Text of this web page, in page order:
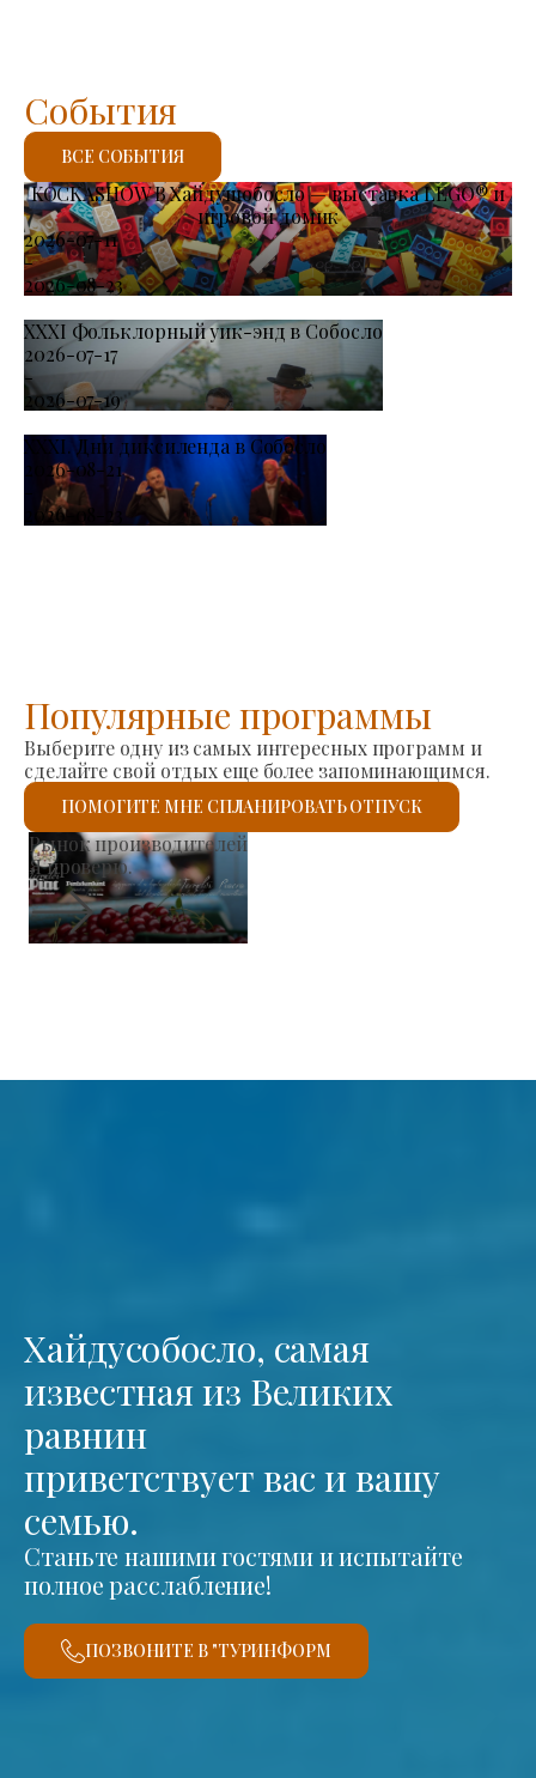
KOCKASHOW В Хайдушобосло — выставка LEGO® и
игровой домик
2026-07-11
-
2026-08-23
XXXI Фольклорный уик-энд в Собосло
2026-07-17
-
2026-07-19
XXXI. Дни диксиленда в Собосло
2026-08-21
-
2026-08-23
События
ВСЕ СОБЫТИЯ
Популярные программы
Выберите одну из самых интересных программ и
сделайте свой отдых еще более запоминающимся.
ПОМОГИТЕ МНЕ СПЛАНИРОВАТЬ ОТПУСК
Римско-католическая церковь Святого Ласло
Я проверю.
Хайдусобосло, самая
известная из Великих
равнин
приветствует вас и вашу
семью.
Станьте нашими гостями и испытайте
полное расслабление!
ПОЗВОНИТЕ В "ТУРИНФОРМ